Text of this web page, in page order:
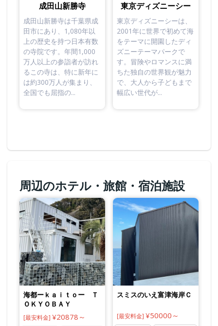
成田山新勝寺
成田山新勝寺は千葉県成
田市にあり、1,080年以
上の歴史を持つ日本有数
の寺院です。年間1,000
万人以上の参詣者が訪れ
るこの寺は、特に新年に
は約300万人が集まり、
全国でも屈指の...
東京ディズニーシー
東京ディズニーシーは、
2001年に世界で初めて海
をテーマに開園したディ
ズニーテーマパークで
す。冒険やロマンスに満
ちた独自の世界観が魅力
で、大人から子どもまで
幅広い世代が...
周辺のホテル・旅館・宿泊施設
海都ーｋａｉｔｏー Ｔ
ＯＫＹＯＢＡＹ
[最安料金]¥20878～
スミスのいえ富津海岸Ｃ
[最安料金] ¥50000～